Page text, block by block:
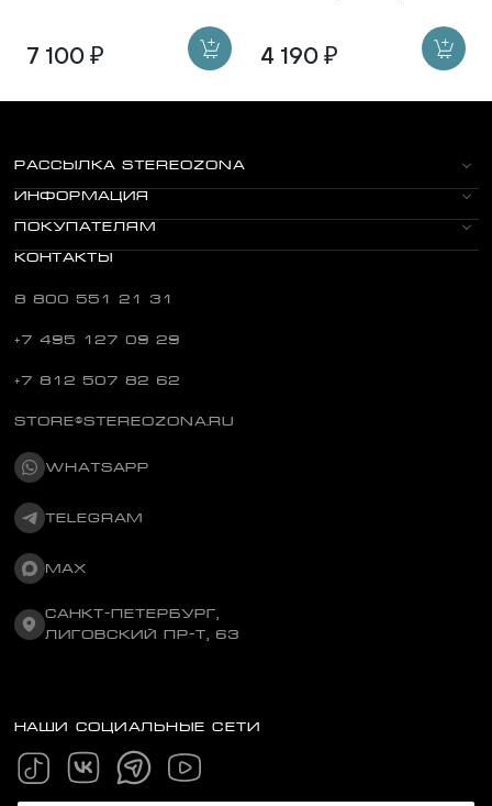
7 100 ₽ 4 190 ₽
РАССЫЛКА STEREOZONA
ИНФОРМАЦИЯ
ПОКУПАТЕЛЯМ
КОНТАКТЫ
8 800 551 21 31
+7 495 127 09 29
+7 812 507 82 62
STORE@STEREOZONA.RU
WHATSAPP
TELEGRAM
MAX
САНКТ-ПЕТЕРБУРГ,
ЛИГОВСКИЙ ПР-Т, 63
НАШИ СОЦИАЛЬНЫЕ СЕТИ